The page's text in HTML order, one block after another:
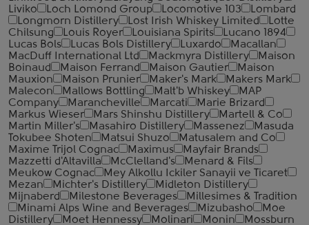
Liviko
Loch Lomond Group Locomotive 103
Lombard
Longmorn Distillery
Lost Irish Whiskey Limited
Lotte
Chilsung
Louis Royer Louisiana Spirits
Lucano 1894
Lucas Bols
Lucas Bols Distillery Luxardo
Macallan
MacDuff International Ltd
Mackmyra Distillery
Maison
Boinaud
Maison Ferrand Maison Gautier
Maison
Mauxion
Maison Prunier Maker's Mark
Makers Mark
Malecon
Mallows Bottling Malt'b Whiskey
MAP
Company
Marancheville Marcati
Marie Brizard
Markus Wieser
Mars Shinshu Distillery
Martell & Co
Martin Miller's
Masahiro Distillery Massenez
Masuda
Tokubee Shoten
Matsui Shuzo
Matusalem and Co
Maxime Trijol Cognac
Maximus
Mayfair Brands
Mazzetti d'Altavilla
McClelland's
Menard & Fils
Meukow Cognac
Mey Alkollu Ickiler Sanayii ve Ticaret
Mezan
Michter's Distillery
Midleton Distillery
Mijnaberd
Milestone Beverages
Millesimes & Tradition
Minami Alps Wine and Beverages
Mizubasho
Moe
Distillery
Moet Hennessy Molinari Monin
Mossburn